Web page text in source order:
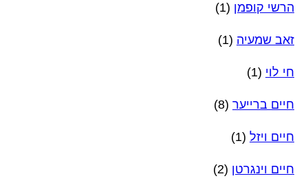
הרשי קופמן (1)
זאב שמעיה (1)
חי לוי (1)
חיים ברייער (8)
חיים ויזל (1)
חיים וינגרטן (2)